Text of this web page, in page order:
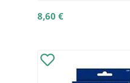
8,60 €